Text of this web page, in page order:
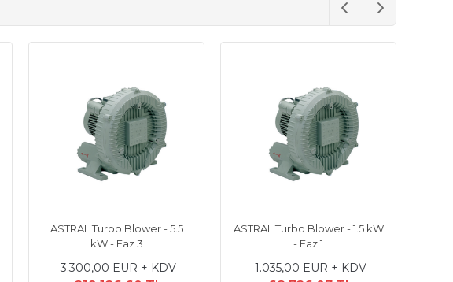
ASTRAL Turbo Blower - 5.5
kW - Faz 3
3.300,00 EUR + KDV
ASTRAL Turbo Blower - 1.5 kW
- Faz 1
1.035,00 EUR + KDV